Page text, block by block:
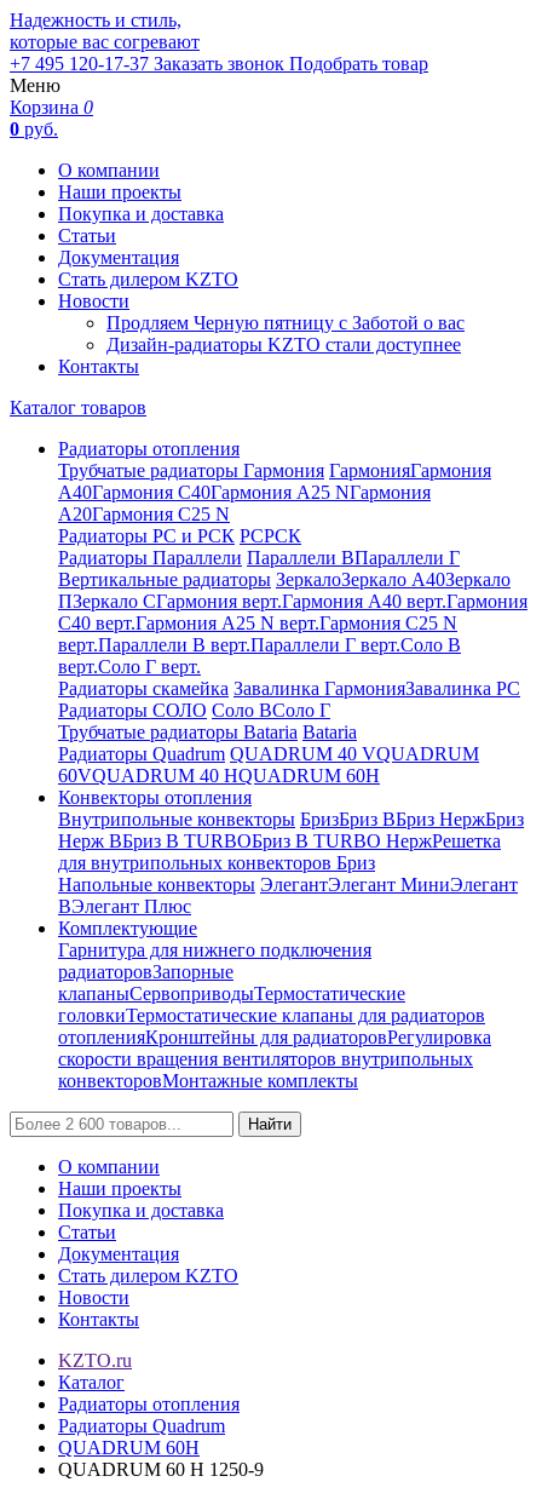
Надежность и стиль,
которые вас согревают
+7 495 120-17-37 Заказать звонок Подобрать товар
Меню
Корзина 0
0 руб.
О компании
Наши проекты
Покупка и доставка
Статьи
Документация
Стать дилером KZTO
Новости
Продляем Черную пятницу с Заботой о вас
Дизайн-радиаторы KZTO стали доступнее
Контакты
Каталог товаров
Радиаторы отопления
Трубчатые радиаторы Гармония ГармонияГармония
А40Гармония С40Гармония А25 NГармония
А20Гармония С25 N
Радиаторы РС и РСК РСРСК
Радиаторы Параллели Параллели ВПараллели Г
Вертикальные радиаторы ЗеркалоЗеркало А40Зеркало
ПЗеркало СГармония верт.Гармония А40 верт.Гармония
С40 верт.Гармония А25 N верт.Гармония С25 N
верт.Параллели В верт.Параллели Г верт.Соло В
верт.Соло Г верт.
Радиаторы скамейка Завалинка ГармонияЗавалинка РС
Радиаторы СОЛО Соло ВСоло Г
Трубчатые радиаторы Bataria Bataria
Радиаторы Quadrum QUADRUM 40 VQUADRUM
60VQUADRUM 40 HQUADRUM 60H
Конвекторы отопления
Внутрипольные конвекторы БризБриз ВБриз НержБриз
Нерж ВБриз В TURBOБриз В TURBO НержРешетка
для внутрипольных конвекторов Бриз
Напольные конвекторы ЭлегантЭлегант МиниЭлегант
ВЭлегант Плюс
Комплектующие
Гарнитура для нижнего подключения
радиаторовЗапорные
клапаныСервоприводыТермостатические
головкиТермостатические клапаны для радиаторов
отопленияКронштейны для радиаторовРегулировка
скорости вращения вентиляторов внутрипольных
конвекторовМонтажные комплекты
Найти
О компании
Наши проекты
Покупка и доставка
Статьи
Документация
Стать дилером KZTO
Новости
Контакты
KZTO.ru
Каталог
Радиаторы отопления
Радиаторы Quadrum
QUADRUM 60H
QUADRUM 60 H 1250-9